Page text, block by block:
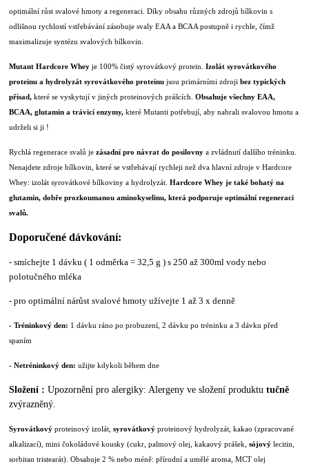
optimální růst svalové hmoty a regeneraci. Díky obsahu různých zdrojů bílkovin s
odlišnou rychlostí vstřebávání zásobuje svaly EAA a BCAA postupně i rychle, čímž
maximalizuje syntézu svalových bílkovin.
Mutant Hardcore Whey je 100% čistý syrovátkový protein. Izolát syrovátkového
proteinu a hydrolyzát syrovátkového proteinu jsou primárními zdrojibez typických
přísad, které se vyskytují v jiných proteinových prášcích.Obsahuje všechny EAA,
BCAA, glutamin a trávicí enzymy, které Mutanti potřebují, aby nabrali svalovou hmotu a
udrželi si ji !
Rychlá regenerace svalů jezásadní pro návrat do posilovnya zvládnutí dalšího tréninku.
Nenajdete zdroje bílkovin, které se vstřebávají rychleji než dva hlavní zdroje v Hardcore
Whey: izolát syrovátkové bílkoviny a hydrolyzát.Hardcore Whey je také bohatý na
glutamin, dobře prozkoumanou aminokyselinu, která podporuje optimální regeneraci
svalů.
Doporučené dávkování:
- smíchejte 1 dávku ( 1 odměrka = 32,5 g ) s 250 až 300ml vody nebo
polotučného mléka
- pro optimální nárůst svalové hmoty užívejte 1 až 3 x denně
- Tréninkový den: 1 dávku ráno po probuzení, 2 dávku po tréninku a 3 dávku před
spaním
- Netréninkový den: užijte kdykoli během dne
Složení :Upozornění pro alergiky: Alergeny ve složení produktutučně
zvýrazněný.
Syrovátkovýproteinový izolát,syrovátkovýproteinový hydrolyzát, kakao (zpracované
alkalizací), mini čokoládové kousky (cukr, palmový olej, kakaový prášek,sójovýlecitin,
sorbitan tristearát). Obsahuje 2 % nebo méně: přírodní a umělé aroma, MCT olej